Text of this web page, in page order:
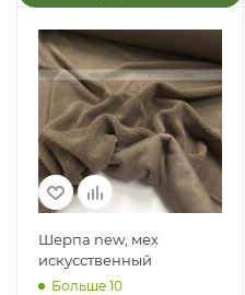
Шерпа new, мех
искусственный
Больше 10